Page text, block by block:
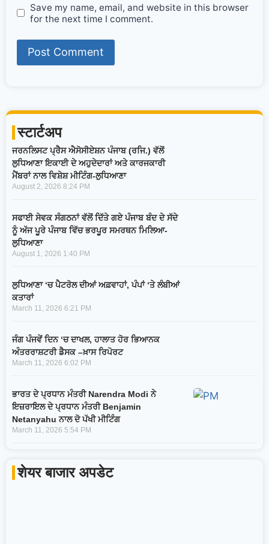
Save my name, email, and website in this browser
for the next time I comment.
स्टार्टअप
ਜਰਨਲਿਸਟ ਪ੍ਰੈਸ ਐਸੋਸੀਏਸ਼ਨ ਪੰਜਾਬ (ਰਜਿ.) ਵੱਲੋਂ
ਲੁਧਿਆਣਾ ਇਕਾਈ ਦੇ ਅਹੁਦੇਦਾਰਾਂ ਅਤੇ ਕਾਰਜਕਾਰੀ
ਮੈਂਬਰਾਂ ਨਾਲ ਵਿਸ਼ੇਸ਼ ਮੀਟਿੰਗ-ਲੁਧਿਆਣਾ
August 2, 2026 8:24 PM
ਸਫਾਈ ਸੇਵਕ ਸੰਗਠਨਾਂ ਵੱਲੋਂ ਦਿੱਤੇ ਗਏ ਪੰਜਾਬ ਬੰਦ ਦੇ ਸੱਦੇ
ਨੂੰ ਅੱਜ ਪੂਰੇ ਪੰਜਾਬ ਵਿੱਚ ਭਰਪੂਰ ਸਮਰਥਨ ਮਿਲਿਆ-
ਲੁਧਿਆਣਾ
August 1, 2026 1:40 PM
ਲੁਧਿਆਣਾ ‘ਚ ਪੈਟਰੋਲ ਦੀਆਂ ਅਫ਼ਵਾਹਾਂ, ਪੰਪਾਂ ‘ਤੇ ਲੰਬੀਆਂ
ਕਤਾਰਾਂ
March 11, 2026 6:21 PM
ਜੰਗ ਪੰਜਵੇਂ ਦਿਨ ‘ਚ ਦਾਖਲ, ਹਾਲਾਤ ਹੋਰ ਭਿਆਨਕ
ਅੰਤਰਰਾਸ਼ਟਰੀ ਡੈਸਕ –ਖ਼ਾਸ ਰਿਪੋਰਟ
March 11, 2026 6:02 PM
ਭਾਰਤ ਦੇ ਪ੍ਰਧਾਨ ਮੰਤਰੀ Narendra Modi ਨੇ
ਇਜ਼ਰਾਇਲ ਦੇ ਪ੍ਰਧਾਨ ਮੰਤਰੀ Benjamin
Netanyahu ਨਾਲ ਦੋ ਪੱਖੀ ਮੀਟਿੰਗ
March 11, 2026 5:54 PM
शेयर बाजार अपडेट